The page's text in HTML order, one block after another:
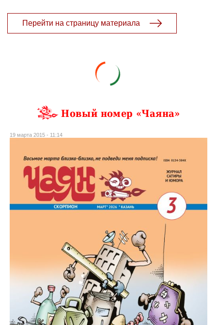
Перейти на страницу материала
Новый номер «Чаяна»
19 марта 2015 - 11:14